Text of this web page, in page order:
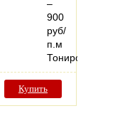
–
900
руб/
п.м
Купить